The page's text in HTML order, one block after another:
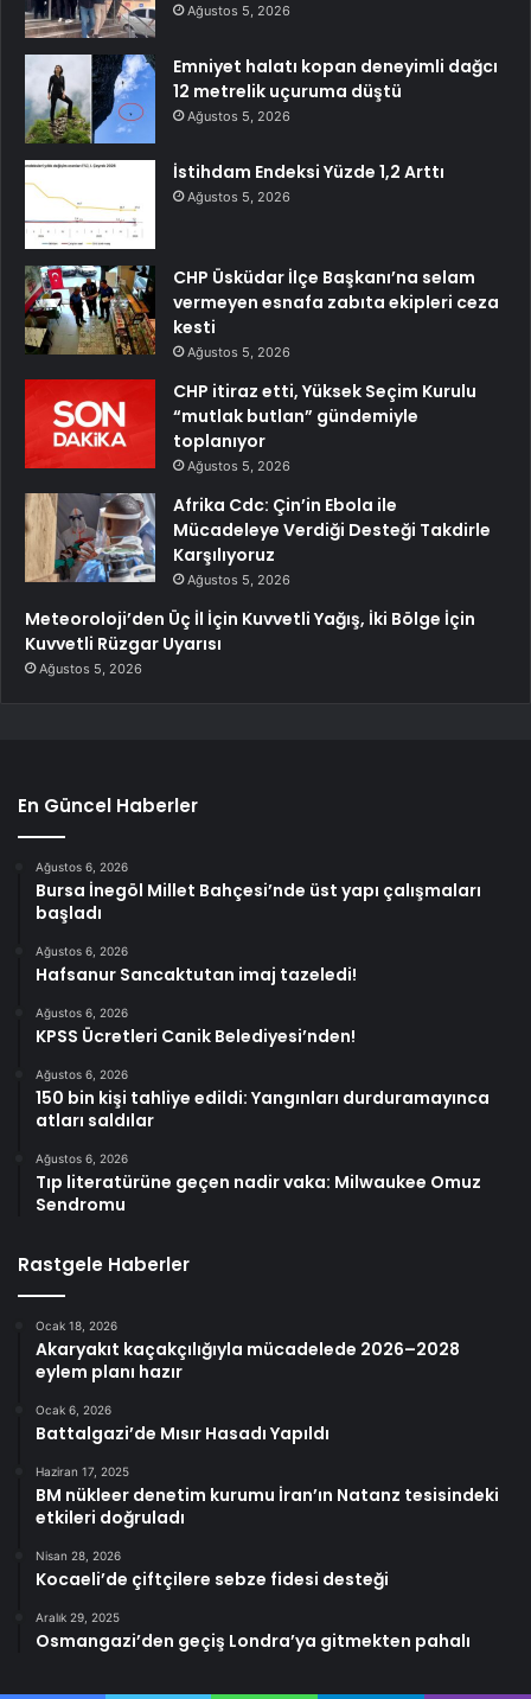
Ağustos 5, 2026
Emniyet halatı kopan deneyimli dağcı
12 metrelik uçuruma düştü
Ağustos 5, 2026
İstihdam Endeksi Yüzde 1,2 Arttı
Ağustos 5, 2026
CHP Üsküdar İlçe Başkanı’na selam
vermeyen esnafa zabıta ekipleri ceza
kesti
Ağustos 5, 2026
CHP itiraz etti, Yüksek Seçim Kurulu
“mutlak butlan” gündemiyle
toplanıyor
Ağustos 5, 2026
Afrika Cdc: Çin’in Ebola ile
Mücadeleye Verdiği Desteği Takdirle
Karşılıyoruz
Ağustos 5, 2026
Meteoroloji’den Üç İl İçin Kuvvetli Yağış, İki Bölge İçin
Kuvvetli Rüzgar Uyarısı
Ağustos 5, 2026
En Güncel Haberler
Ağustos 6, 2026
Bursa İnegöl Millet Bahçesi’nde üst yapı çalışmaları
başladı
Ağustos 6, 2026
Hafsanur Sancaktutan imaj tazeledi!
Ağustos 6, 2026
KPSS Ücretleri Canik Belediyesi’nden!
Ağustos 6, 2026
150 bin kişi tahliye edildi: Yangınları durduramayınca
atları saldılar
Ağustos 6, 2026
Tıp literatürüne geçen nadir vaka: Milwaukee Omuz
Sendromu
Rastgele Haberler
Ocak 18, 2026
Akaryakıt kaçakçılığıyla mücadelede 2026–2028
eylem planı hazır
Ocak 6, 2026
Battalgazi’de Mısır Hasadı Yapıldı
Haziran 17, 2025
BM nükleer denetim kurumu İran’ın Natanz tesisindeki
etkileri doğruladı
Nisan 28, 2026
Kocaeli’de çiftçilere sebze fidesi desteği
Aralık 29, 2025
Osmangazi’den geçiş Londra’ya gitmekten pahalı